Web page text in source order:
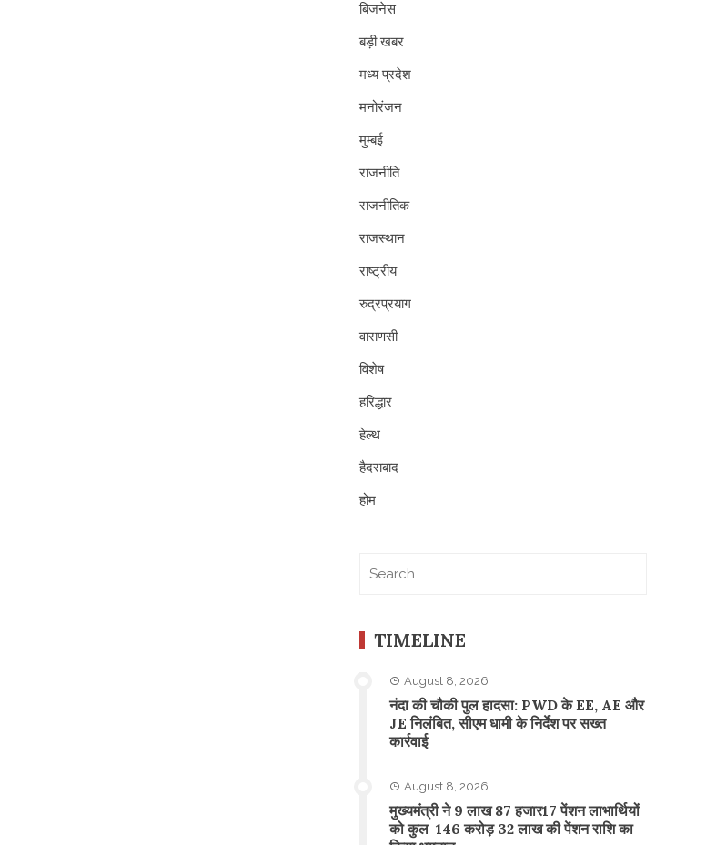
बिजनेस
बड़ी खबर
मध्य प्रदेश
मनोरंजन
मुम्बई
राजनीति
राजनीतिक
राजस्थान
राष्ट्रीय
रुद्रप्रयाग
वाराणसी
विशेष
हरिद्धार
हेल्थ
हैदराबाद
होम
TIMELINE
August 8, 2026
नंदा की चौकी पुल हादसा: PWD के EE, AE और
JE निलंबित, सीएम धामी के निर्देश पर सख्त
कार्रवाई
August 8, 2026
मुख्यमंत्री ने 9 लाख 87 हजार17 पेंशन लाभार्थियों
को कुल 146 करोड़ 32 लाख की पेंशन राशि का